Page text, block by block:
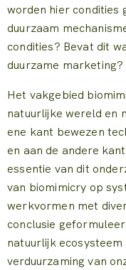
worden hier condities
duurzaam
condities? Bevat dit
duurzame marketing?
Het vakgebied
natuurlijke wereld en
ene kant bewezen
en aan de andere
essentie van dit
van biomimicry op
werkvormen met
conclusie
natuurlijk
verduurzaming van